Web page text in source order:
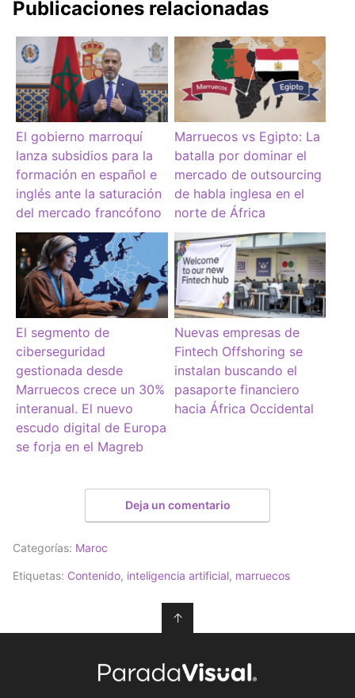
Publicaciones relacionadas
El gobierno marroquí
lanza subsidios para la
formación en español e
inglés ante la saturación
del mercado francófono
Marruecos vs Egipto: La
batalla por dominar el
mercado de outsourcing
de habla inglesa en el
norte de África
El segmento de
ciberseguridad
gestionada desde
Marruecos crece un 30%
interanual. El nuevo
escudo digital de Europa
se forja en el Magreb
Nuevas empresas de
Fintech Offshoring se
instalan buscando el
pasaporte financiero
hacia África Occidental
Deja un comentario
Categorías: Maroc
Etiquetas: Contenido, inteligencia artificial, marruecos
↑